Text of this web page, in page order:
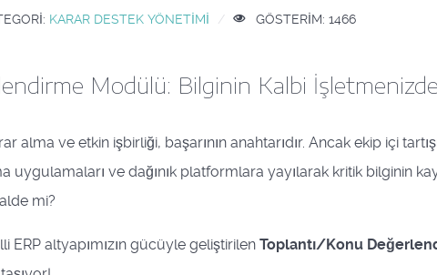
KARAR DESTEK YÖNETIMI GÖSTERIM: 1466
Modülü: Bilginin Kalbi
alma ve etkin işbirliği, başarının anahtarıdır. Ancak ekip içi
uygulamaları ve dağınık platformlara yayılarak kritik bilginin
mi?
ERP altyapımızın gücüyle geliştirilen Toplantı/Konu